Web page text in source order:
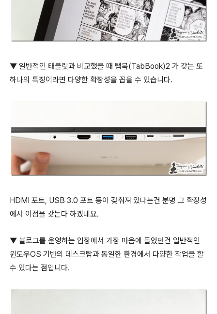
▼ 일반적인 태블릿과 비교했을 때 탭북(TabBook)2 가 갖는 또
하나의 특징이라면 다양한 확장성을 꼽을 수 있습니다.
HDMI 포트, USB 3.0 포트 등이 갖춰져 있다는건 분명 그 확장성
에서 이점을 갖는다 하겠네요.
▼ 블로그를 운영하는 입장에서 가장 마음에 들었던건 일반적인
윈도우OS 기반의 데스크탑과 동일한 환경에서 다양한 작업을 할
수 있다는 점입니다.